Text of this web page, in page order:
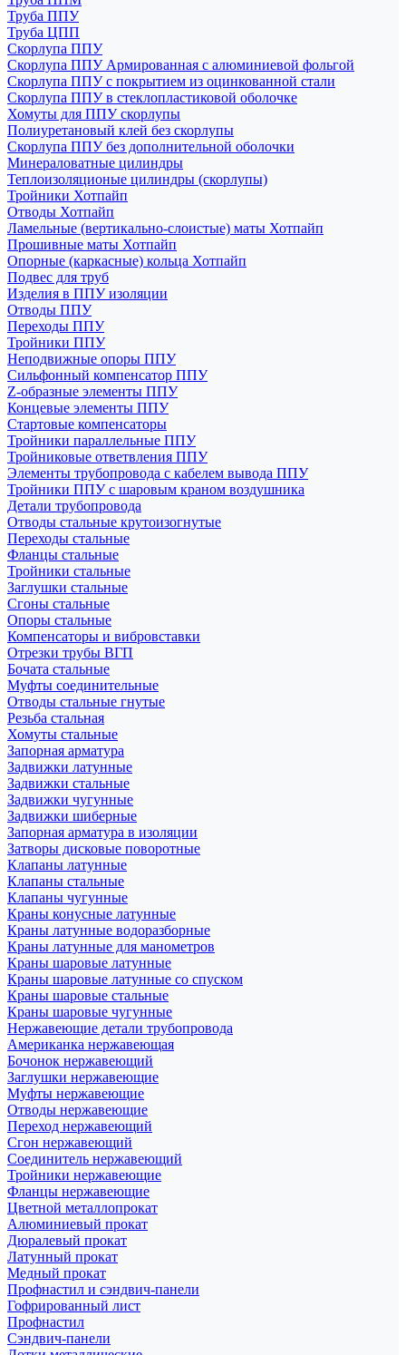
Труба ППУ
Труба ЦПП
Скорлупа ППУ
Скорлупа ППУ Армированная с алюминиевой фольгой
Скорлупа ППУ с покрытием из оцинкованной стали
Скорлупа ППУ в стеклопластиковой оболочке
Хомуты для ППУ скорлупы
Полиуретановый клей без скорлупы
Скорлупа ППУ без дополнительной оболочки
Минераловатные цилиндры
Теплоизоляционые цилиндры (скорлупы)
Тройники Хотпайп
Отводы Хотпайп
Ламельные (вертикально-слоистые) маты Хотпайп
Прошивные маты Хотпайп
Опорные (каркасные) кольца Хотпайп
Подвес для труб
Изделия в ППУ изоляции
Отводы ППУ
Переходы ППУ
Тройники ППУ
Неподвижные опоры ППУ
Cильфонный компенсатор ППУ
Z-образные элементы ППУ
Концевые элементы ППУ
Стартовые компенсаторы
Тройники параллельные ППУ
Тройниковые ответвления ППУ
Элементы трубопровода с кабелем вывода ППУ
Тройники ППУ с шаровым краном воздушника
Детали трубопровода
Отводы стальные крутоизогнутые
Переходы стальные
Фланцы стальные
Тройники стальные
Заглушки стальные
Сгоны стальные
Опоры стальные
Компенсаторы и вибровставки
Отрезки трубы ВГП
Бочата стальные
Муфты соединительные
Отводы стальные гнутые
Резьба стальная
Хомуты стальные
Запорная арматура
Задвижки латунные
Задвижки стальные
Задвижки чугунные
Задвижки шиберные
Запорная арматура в изоляции
Затворы дисковые поворотные
Клапаны латунные
Клапаны стальные
Клапаны чугунные
Краны конусные латунные
Краны латунные водоразборные
Краны латунные для манометров
Краны шаровые латунные
Краны шаровые латунные со спуском
Краны шаровые стальные
Краны шаровые чугунные
Нержавеющие детали трубопровода
Американка нержавеющая
Бочонок нержавеющий
Заглушки нержавеющие
Муфты нержавеющие
Отводы нержавеющие
Переход нержавеющий
Сгон нержавеющий
Соединитель нержавеющий
Тройники нержавеющие
Фланцы нержавеющие
Цветной металлопрокат
Алюминиевый прокат
Дюралевый прокат
Латунный прокат
Медный прокат
Профнастил и сэндвич-панели
Гофрированный лист
Профнастил
Сэндвич-панели